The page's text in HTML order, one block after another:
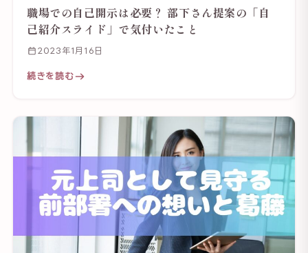
職場での自己開示は必要？ 部下さん提案の「自
己紹介スライド」で気付いたこと
2023年1月16日
続きを読む